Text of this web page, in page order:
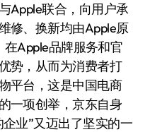
Apple联合，向用户承
修、换新均由Apple原
Apple品牌服务和官
势，从而为消费者打
平台，这是中国电商
一项创举，京东自身
业”又迈出了坚实的一